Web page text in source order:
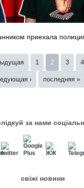
приехала
1 2 3 4
› последняя »
за нами
свіжі новини